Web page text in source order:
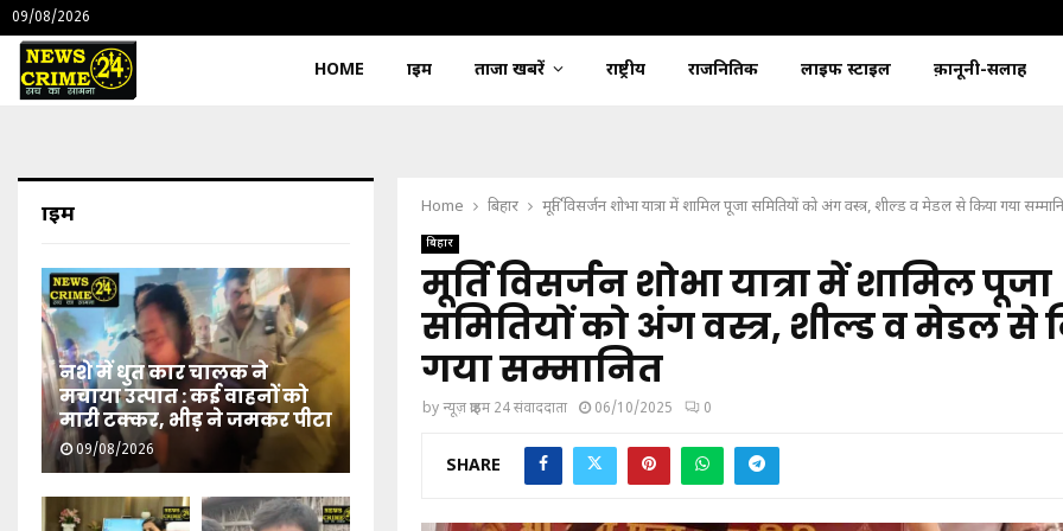
09/08/2026
HOME क्राइम ताजा खबरें राष्ट्रीय राजनितिक लाइफ स्टाइल क़ानूनी-सलाह
Home बिहार मूर्ति विसर्जन शोभा यात्रा में शामिल पूजा समितियों को अंग वस्त्र, शील्ड व मेडल से किया गया
बिहार
मूर्ति विसर्जन शोभा यात्रा में शामिल पूजा
समितियों को अंग वस्त्र, शील्ड व मेडल से
गया सम्मानित
byन्यूज़ क्राइम 24 संवाददाता 06/10/2025 0
SHARE
क्राइम
नशे में धुत कार चालक ने
मचाया उत्पात : कई वाहनों को
मारी टक्कर, भीड़ ने जमकर पीटा
09/08/2026